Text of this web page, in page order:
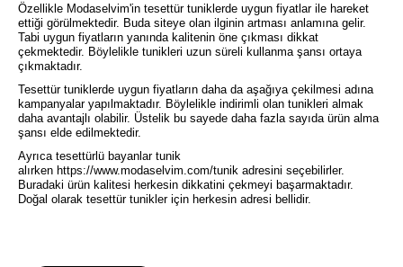
Özellikle Modaselvim'in tesettür tuniklerde uygun fiyatlar ile hareket
ettiği görülmektedir. Buda siteye olan ilginin artması anlamına gelir.
Tabi uygun fiyatların yanında kalitenin öne çıkması dikkat
çekmektedir. Böylelikle tunikleri uzun süreli kullanma şansı ortaya
çıkmaktadır.
Tesettür tuniklerde uygun fiyatların daha da aşağıya çekilmesi adına
kampanyalar yapılmaktadır. Böylelikle indirimli olan tunikleri almak
daha avantajlı olabilir. Üstelik bu sayede daha fazla sayıda ürün alma
şansı elde edilmektedir.
Ayrıca tesettürlü bayanlar tunik
alırken https://www.modaselvim.com/tunik adresini seçebilirler.
Buradaki ürün kalitesi herkesin dikkatini çekmeyi başarmaktadır.
Doğal olarak tesettür tunikler için herkesin adresi bellidir.